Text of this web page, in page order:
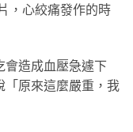
，心絞痛發作的時
會造成血壓急遽下
「原來這麼嚴重，我